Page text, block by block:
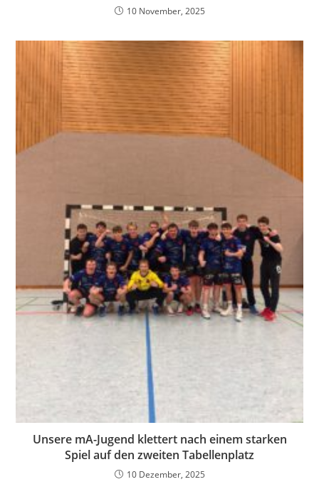
10 November, 2025
Unsere mA-Jugend klettert nach einem starken
Spiel auf den zweiten Tabellenplatz
10 Dezember, 2025